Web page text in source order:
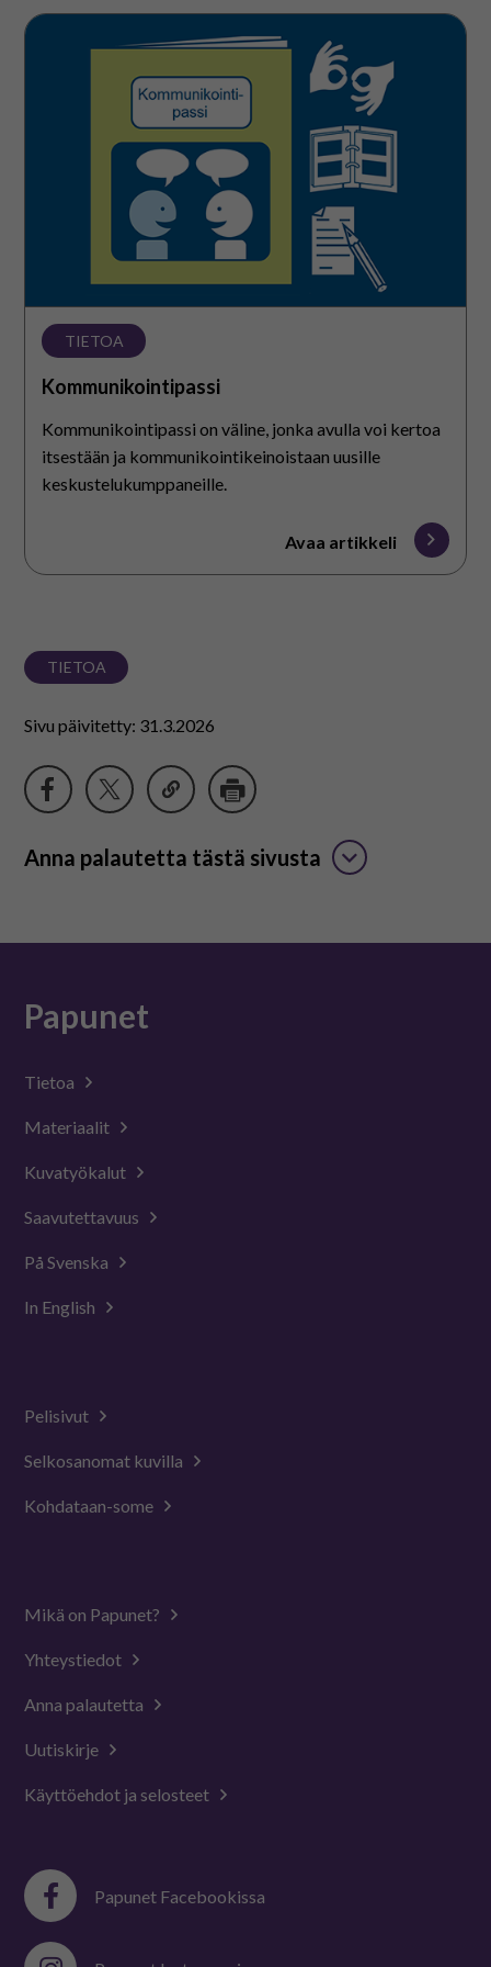
Kommunikointipassi
TIETOA
Kommunikointipassi
Kommunikointipassi on väline, jonka avulla voi kertoa
itsestään ja kommunikointikeinoistaan uusille
keskustelukumppaneille.
Avaa artikkeli
TIETOA
Sivu päivitetty: 31.3.2026
Anna palautetta tästä sivusta
Papunet
Tietoa
Materiaalit
Kuvatyökalut
Saavutettavuus
På Svenska
In English
Pelisivut
Selkosanomat kuvilla
Kohdataan-some
Mikä on Papunet?
Yhteystiedot
Anna palautetta
Uutiskirje
Käyttöehdot ja selosteet
Papunet Facebookissa